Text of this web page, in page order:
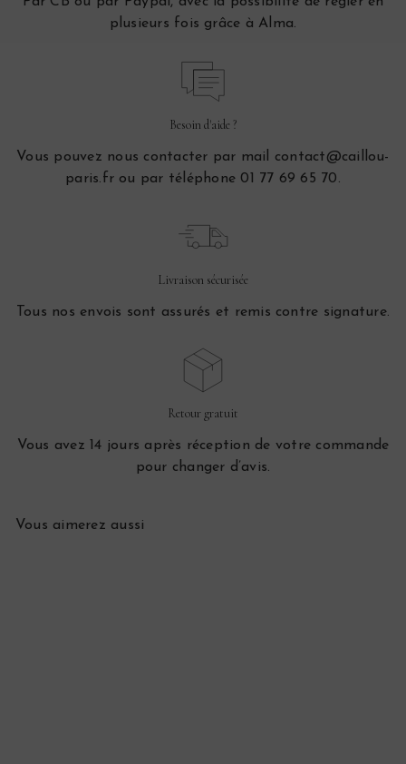
plusieurs fois grâce à Alma.
Besoin d'aide ?
Vous pouvez nous contacter par mail contact@caillou-
paris.fr ou par téléphone 01 77 69 65 70.
Livraison sécurisée
Tous nos envois sont assurés et remis contre signature.
Retour gratuit
Vous avez 14 jours après réception de votre commande
pour changer d’avis.
Vous aimerez aussi